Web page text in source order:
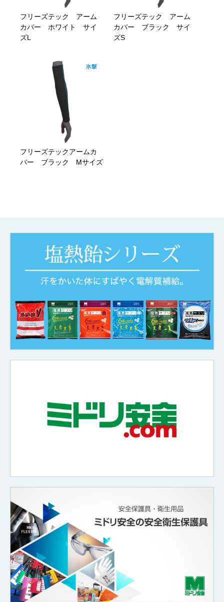
フリーズテック アーム
カバー ホワイト サイ
ズL
フリーズテック アーム
カバー ブラック サイ
ズS
フリーズテックアームカ
バー ブラック Mサイズ